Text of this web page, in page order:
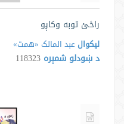
راځئ توبه وکاږو
لیکوال عبد المالک «همت»
د ښودلو شمېره 118323